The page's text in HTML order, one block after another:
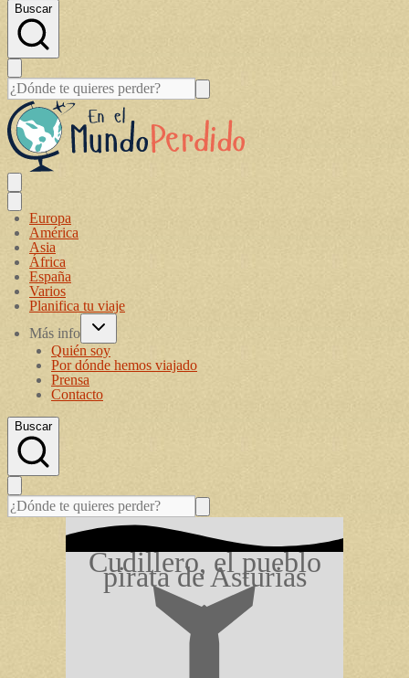
Buscar
Europa
América
Asia
África
España
Varios
Planifica tu viaje
Más info
Quién soy
Por dónde hemos viajado
Prensa
Contacto
Buscar
Cudillero, el pueblo
pirata de Asturias